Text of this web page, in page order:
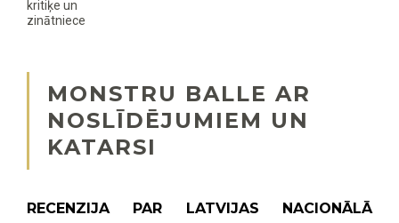
kritiķe un
zinātniece
MONSTRU BALLE AR
NOSLĪDĒJUMIEM UN
KATARSI
RECENZIJA PAR LATVIJAS NACIONĀLĀ